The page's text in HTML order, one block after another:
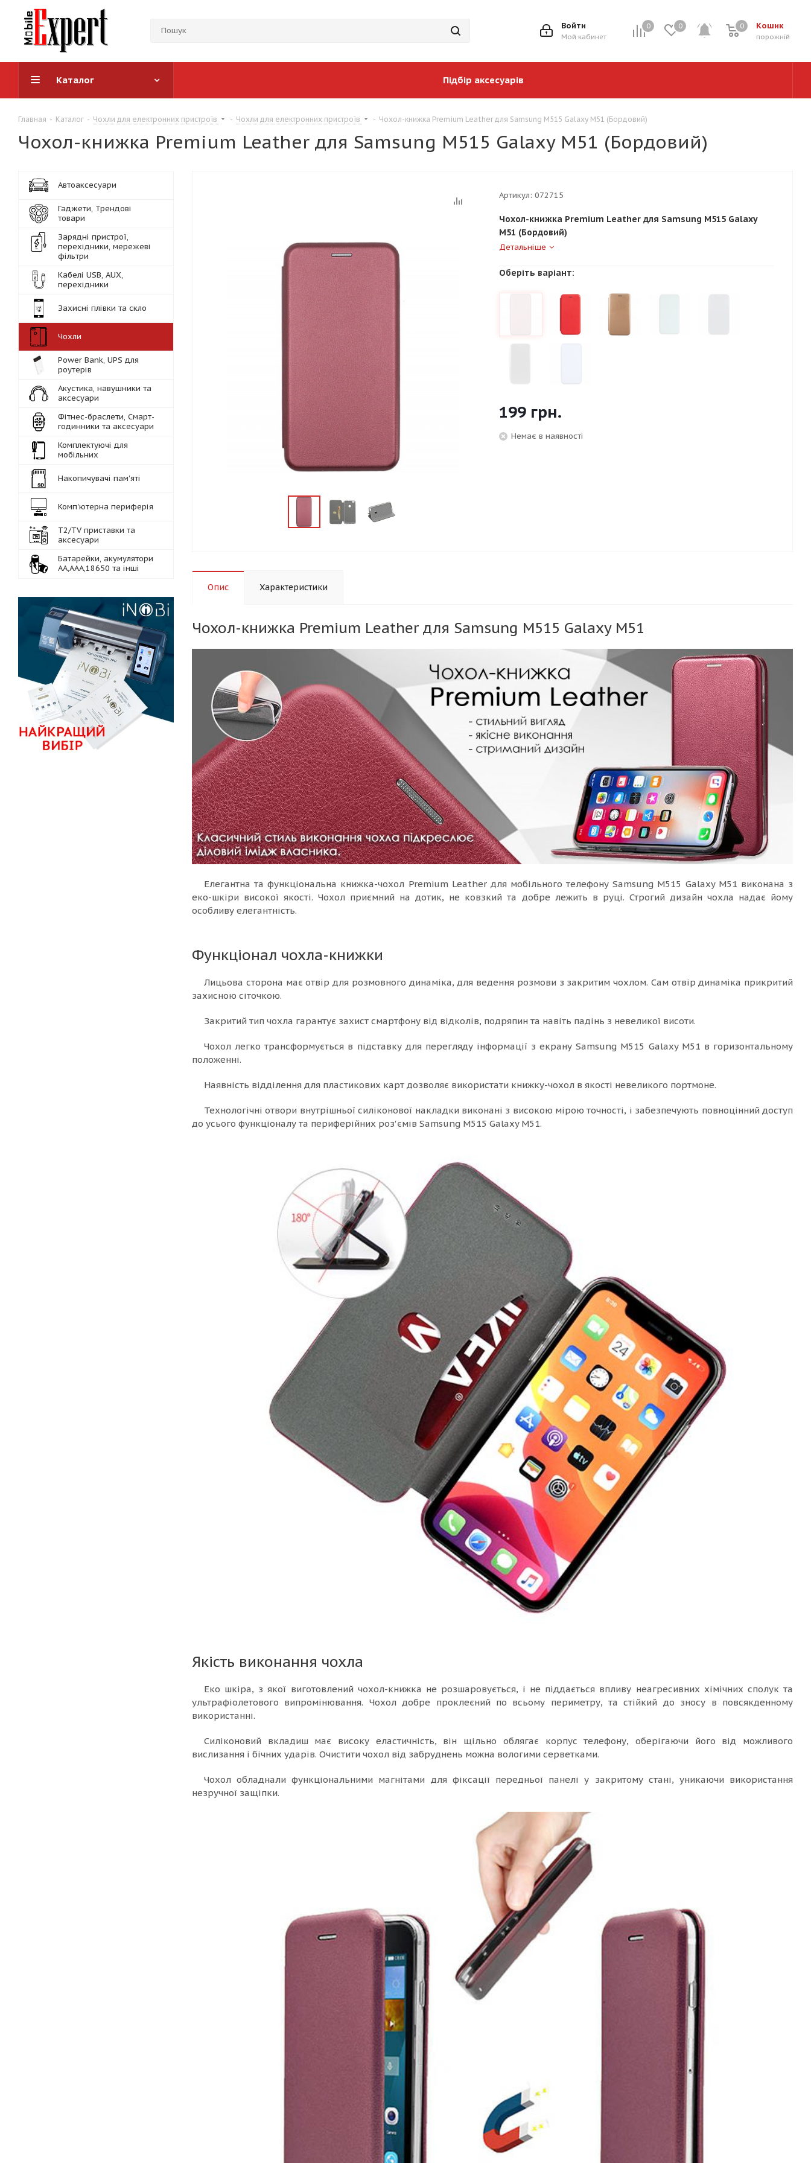
0 0 Кошик
0
порожній
0
Войти
Мой кабинет
Каталог Підбір аксесуарів
Главная - Каталог - Чохли для електронних пристроїв - Чохли для електронних пристроїв - Чохол-книжка Premium Leather для Samsung M515 Galaxy M51 (Бордовий)
Чохол-книжка Premium Leather для Samsung M515 Galaxy M51 (Бордовий)
Артикул: 072715
Чохол-книжка Premium Leather для Samsung M515 Galaxy
M51 (Бордовий)
Детальніше
Оберіть варіант:
199 грн.
Немає в наявності
Опис Характеристики
Чохол-книжка Premium Leather для Samsung M515 Galaxy M51
Елегантна та функціональна книжка-чохол Premium Leather для мобільного телефону Samsung M515 Galaxy M51 виконана з
еко-шкіри високої якості. Чохол приємний на дотик, не ковзкий та добре лежить в руці. Строгий дизайн чохла надає йому
особливу елегантність.
Функціонал чохла-книжки
Лицьова сторона має отвір для розмовного динаміка, для ведення розмови з закритим чохлом. Сам отвір динаміка прикритий
захисною сіточкою.
Закритий тип чохла гарантує захист смартфону від відколів, подряпин та навіть падінь з невеликої висоти.
Чохол легко трансформується в підставку для перегляду інформації з екрану Samsung M515 Galaxy M51 в горизонтальному
положенні.
Наявність відділення для пластикових карт дозволяє використати книжку-чохол в якості невеликого портмоне.
Технологічні отвори внутрішньої силіконової накладки виконані з високою мірою точності, і забезпечують повноцінний доступ
до усього функціоналу та периферійних роз'ємів Samsung M515 Galaxy M51.
Якість виконання чохла
Еко шкіра, з якої виготовлений чохол-книжка не розшаровується, і не піддається впливу неагресивних хімічних сполук та
ультрафіолетового випромінювання. Чохол добре проклеєний по всьому периметру, та стійкий до зносу в повсякденному
використанні.
Силіконовий вкладиш має високу еластичність, він щільно облягає корпус телефону, оберігаючи його від можливого
вислизання і бічних ударів. Очистити чохол від забруднень можна вологими серветками.
Чохол обладнали функціональними магнітами для фіксації передньої панелі у закритому стані, уникаючи використання
незручної защіпки.
Автоаксесуари
Гаджети, Трендові
товари
Зарядні пристрої,
перехідники, мережеві
фільтри
Кабелі USB, AUX,
перехідники
Захисні плівки та скло
Чохли
Power Bank, UPS для
роутерів
Акустика, навушники та
аксесуари
Фітнес-браслети, Смарт-
годинники та аксесуари
Комплектуючі для
мобільних
Накопичувачі пам'яті
Комп'ютерна периферія
Т2/TV приставки та
аксесуари
Батарейки, акумулятори
АА,ААА,18650 та інші